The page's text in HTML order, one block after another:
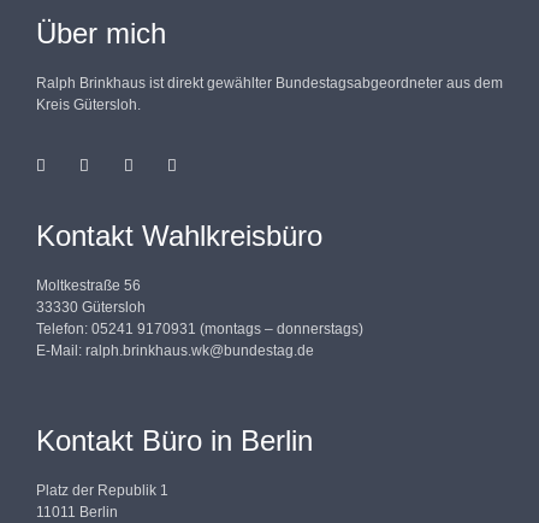
Über mich
Ralph Brinkhaus ist direkt gewählter Bundestagsabgeordneter aus dem
Kreis Gütersloh.
Kontakt Wahlkreisbüro
Moltkestraße 56
33330 Gütersloh
Telefon: 05241 9170931 (montags – donnerstags)
E-Mail: ralph.brinkhaus.wk@bundestag.de
Kontakt Büro in Berlin
Platz der Republik 1
11011 Berlin